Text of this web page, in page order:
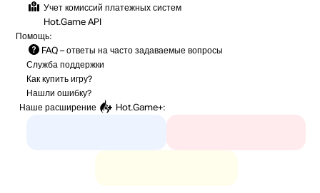
Учет комиссий платежных систем
Hot.Game API
Помощь:
FAQ – ответы на часто задаваемые вопросы
Служба поддержки
Как купить игру?
Нашли ошибку?
Наше расширение
Hot.Game+: